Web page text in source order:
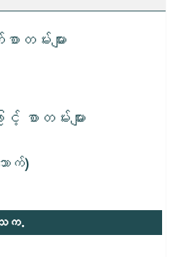
မ်းများ
ာတမ်းများ
ာက်)
သ​က​.